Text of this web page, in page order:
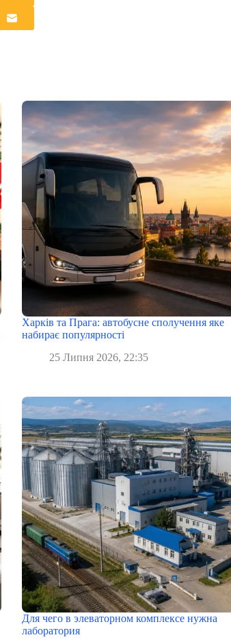
Харків та Прага: автобусне сполучення яке
набирає популярності
25 Липня 2026, 22:35
Для чего в элеваторном комплексе нужна
лаборатория